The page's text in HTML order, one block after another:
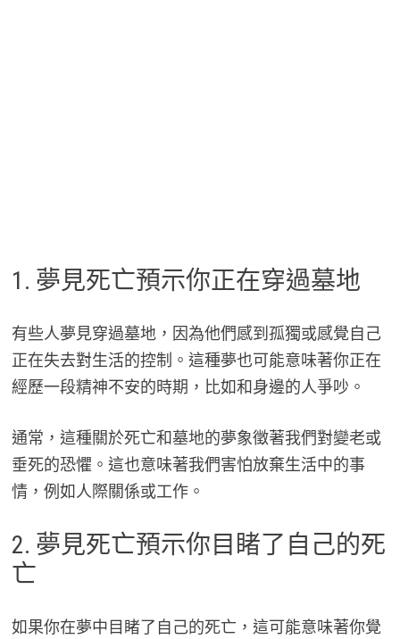
1. 夢見死亡預示你正在穿過墓地
有些人夢見穿過墓地，因為他們感到孤獨或感覺自己
正在失去對生活的控制。這種夢也可能意味著你正在
經歷一段精神不安的時期，比如和身邊的人爭吵。
通常，這種關於死亡和墓地的夢象徵著我們對變老或
垂死的恐懼。這也意味著我們害怕放棄生活中的事
情，例如人際關係或工作。
2. 夢見死亡預示你目睹了自己的死
亡
如果你在夢中目睹了自己的死亡，這可能意味著你覺